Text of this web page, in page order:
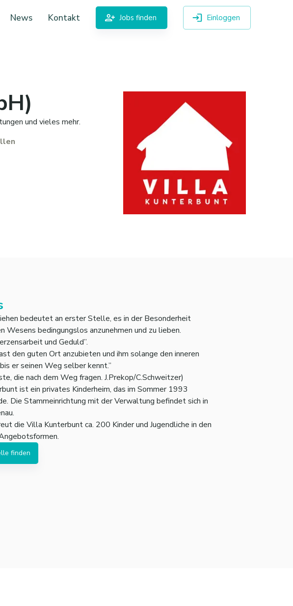
News Kontakt Jobs finden Einloggen
und vieles mehr.
bedeutet an erster Stelle, es in der Besonderheit
Wesens bedingungslos anzunehmen und zu lieben.
und Geduld”.
den guten Ort anzubieten und ihm solange den inneren
er seinen Weg selber kennt.”
die nach dem Weg fragen. J.Prekop/C.Schweitzer)
ist ein privates Kinderheim, das im Sommer 1993
Die Stammeinrichtung mit der Verwaltung befindet sich in
die Villa Kunterbunt ca. 200 Kinder und Jugendliche in den
finden